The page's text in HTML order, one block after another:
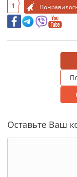
1
Оставьте Ваш